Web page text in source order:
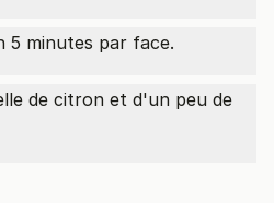
5 minutes par face.
de citron et d'un peu de